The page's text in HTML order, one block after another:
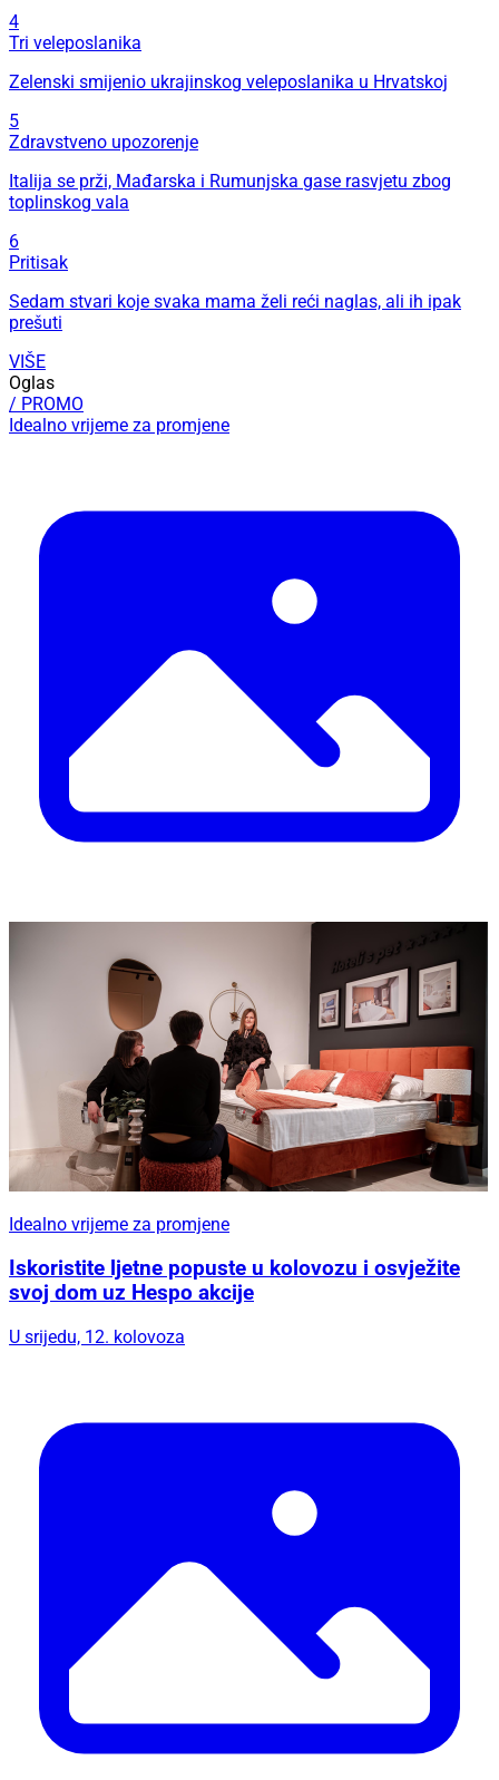
4
Tri veleposlanika
Zelenski smijenio ukrajinskog veleposlanika u Hrvatskoj
5
Zdravstveno upozorenje
Italija se prži, Mađarska i Rumunjska gase rasvjetu zbog
toplinskog vala
6
Pritisak
Sedam stvari koje svaka mama želi reći naglas, ali ih ipak
prešuti
VIŠE
Oglas
/ PROMO
Idealno vrijeme za promjene
Idealno vrijeme za promjene
Iskoristite ljetne popuste u kolovozu i osvježite
svoj dom uz Hespo akcije
U srijedu, 12. kolovoza